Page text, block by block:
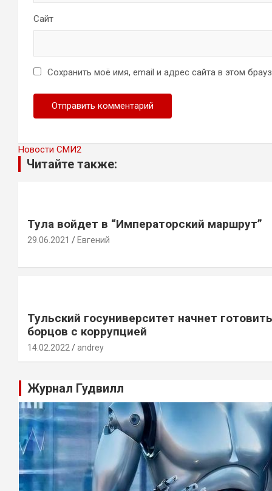
Сайт
Сохранить моё имя, email и адрес сайта в этом
Новости СМИ2
Читайте также:
Тула войдет в “Императорский маршрут”
29.06.2021 Евгений
Тульский госуниверситет начнет готовить
борцов с коррупцией
14.02.2022 andrey
Журнал Гудвилл